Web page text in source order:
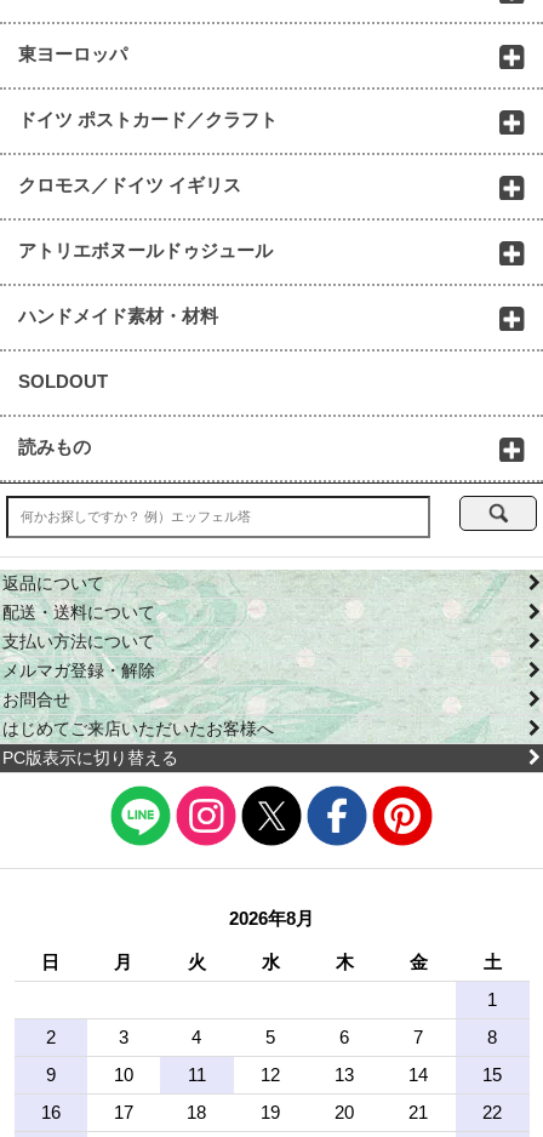
東ヨーロッパ
ドイツ ポストカード／クラフト
クロモス／ドイツ イギリス
アトリエボヌールドゥジュール
ハンドメイド素材・材料
SOLDOUT
読みもの
返品について
配送・送料について
支払い方法について
メルマガ登録・解除
お問合せ
はじめてご来店いただいたお客様へ
PC版表示に切り替える
2026年8月
日 月 火 水 木 金
土
1
2
3 4 5 6 7
8
9
10 11 12 13 14
15
16
17 18 19 20 21
22